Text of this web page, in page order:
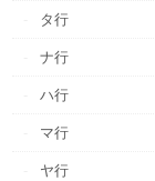
タ行
ナ行
ハ行
マ行
ヤ行